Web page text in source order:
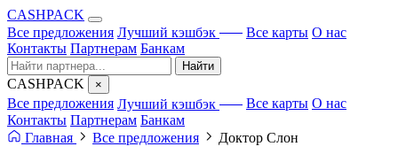
CASHPACK
Все предложения Лучший кэшбэк Все карты О нас
Контакты Партнерам Банкам
Найти
CASHPACK ×
Все предложения Лучший кэшбэк Все карты О нас
Контакты Партнерам Банкам
Главная
Все предложения Доктор Слон